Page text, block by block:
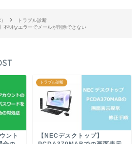
トラブル診断
不明なエラーでメールが削除できない
ント
トラブル診断
【NECデスクトップ】